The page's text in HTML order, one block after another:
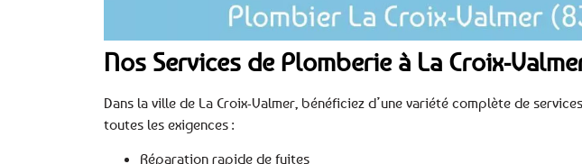
Nos Services de Plomberie à La Croix-
Dans la ville de La Croix-Valmer, bénéficiez d’une variété complète de
toutes les exigences :
Réparation rapide de fuites